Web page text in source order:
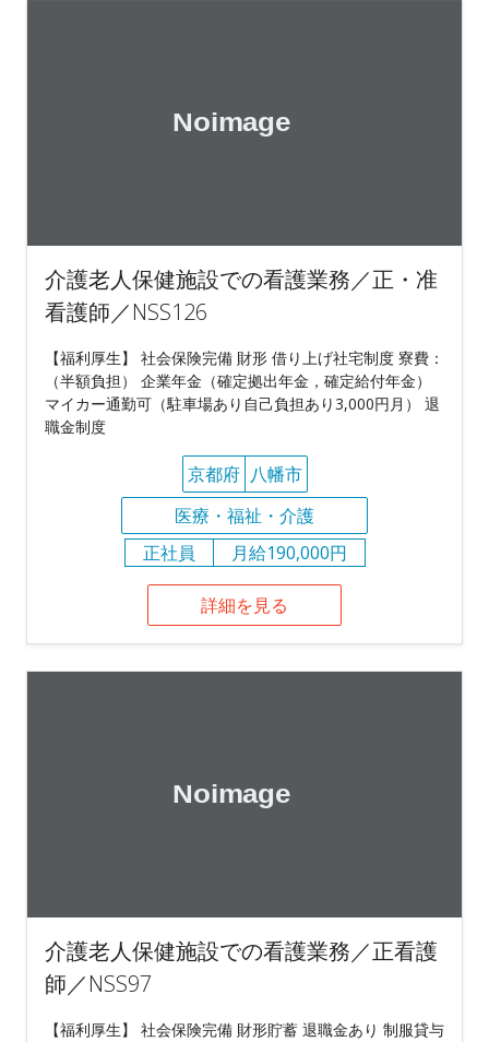
介護老人保健施設での看護業務／正・准
看護師／NSS126
【福利厚生】 社会保険完備 財形 借り上げ社宅制度 寮費：
（半額負担） 企業年金（確定拠出年金，確定給付年金）
マイカー通勤可（駐車場あり自己負担あり3,000円月） 退
職金制度
京都府 八幡市
医療・福祉・介護
正社員
月給190,000円
詳細を見る
介護老人保健施設での看護業務／正看護
師／NSS97
【福利厚生】 社会保険完備 財形貯蓄 退職金あり 制服貸与